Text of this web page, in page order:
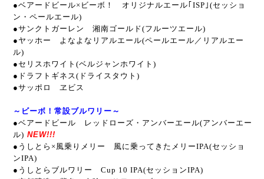
●ベアードビール×ビーボ！ オリジナルエール｢ISP｣(セッショ
ン・ペールエール)
●サンクトガーレン 湘南ゴールド(フルーツエール)
●ヤッホー よなよなリアルエール(ペールエール／リアルエー
ル)
●セリスホワイト(ベルジャンホワイト)
●ドラフトギネス(ドライスタウト)
●サッポロ ヱビス
～ビーボ！常設ブルワリー～
●ベアードビール レッドローズ・アンバーエール(アンバーエー
ル) NEW!!!
●うしとら×風乗りメリー 風に乗ってきたメリーIPA(セッショ
ンIPA)
●うしとらブルワリー Cup 10 IPA(セッションIPA)